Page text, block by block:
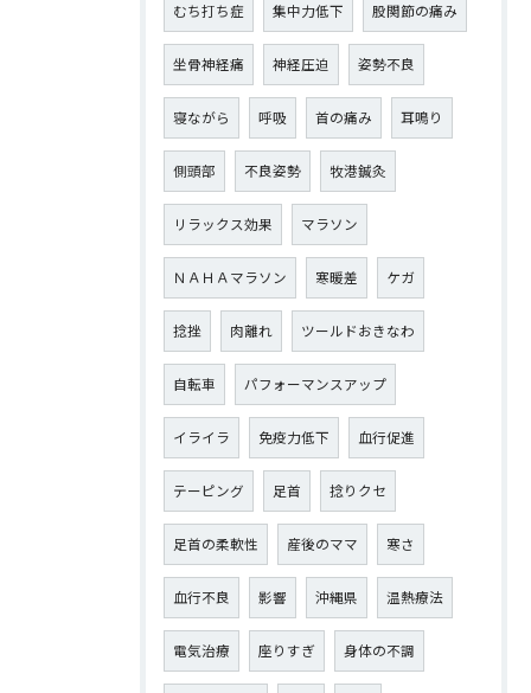
むち打ち症 集中力低下 股関節の痛み
坐骨神経痛 神経圧迫 姿勢不良
寝ながら 呼吸 首の痛み 耳鳴り
側頭部 不良姿勢 牧港鍼灸
リラックス効果 マラソン
ＮＡＨＡマラソン 寒暖差 ケガ
捻挫 肉離れ ツールドおきなわ
自転車 パフォーマンスアップ
イライラ 免疫力低下 血行促進
テーピング 足首 捻りクセ
足首の柔軟性 産後のママ 寒さ
血行不良 影響 沖縄県 温熱療法
電気治療 座りすぎ 身体の不調